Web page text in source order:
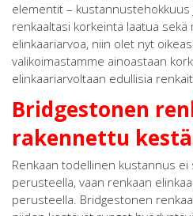
elementit – kustannustehokkuus
renkaaltasi korkeinta laatua
elinkaariarvoa, niin olet nyt
valikoimastamme ainoastaan
elinkaariarvoltaan edullisia
Bridgestonen
rakennettu
Renkaan todellinen kustannus
perusteella, vaan renkaan
perusteella. Bridgestonen